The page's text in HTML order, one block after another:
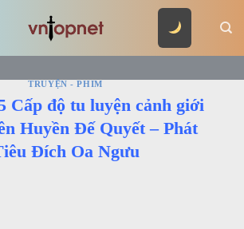
TRUYỆN - PHIM
Cấp độ tu luyện cảnh giới
Huyền Đế Quyết – Phát
Đích Oa Ngưu